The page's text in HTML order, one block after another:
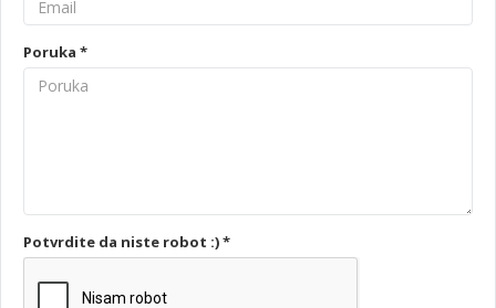
Poruka *
Potvrdite da niste robot :) *